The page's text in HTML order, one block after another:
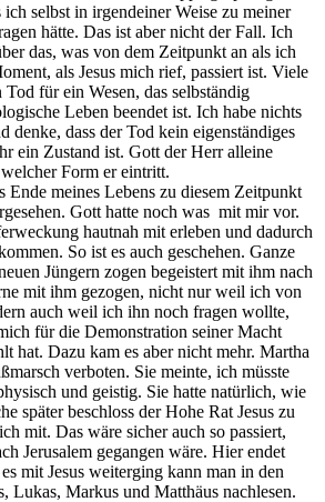
ich selbst in irgendeiner Weise zu meiner
hätte. Das ist aber nicht der Fall. Ich
das, was von dem Zeitpunkt an als ich
als Jesus mich rief, passiert ist. Viele
für ein Wesen, das selbständig
Leben beendet ist. Ich habe nichts
denke, dass der Tod kein eigenständiges
ein Zustand ist. Gott der Herr alleine
Form er eintritt.
meines Lebens zu diesem Zeitpunkt
Gott hatte noch was mit mir vor.
hautnah mit erleben und dadurch
So ist es auch geschehen. Ganze
Jüngern zogen begeistert mit ihm nach
mit ihm gezogen, nicht nur weil ich von
auch weil ich ihn noch fragen wollte,
für die Demonstration seiner Macht
hat. Dazu kam es aber nicht mehr. Martha
verboten. Sie meinte, ich müsste
und geistig. Sie hatte natürlich, wie
später beschloss der Hohe Rat Jesus zu
mit. Das wäre sicher auch so passiert,
Jerusalem gegangen wäre. Hier endet
mit Jesus weiterging kann man in den
Lukas, Markus und Matthäus nachlesen.